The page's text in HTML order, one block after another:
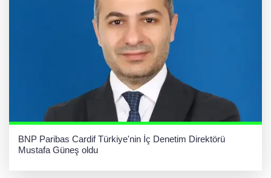
BNP Paribas Cardif Türkiye'nin İç Denetim Direktörü
Mustafa Güneş oldu